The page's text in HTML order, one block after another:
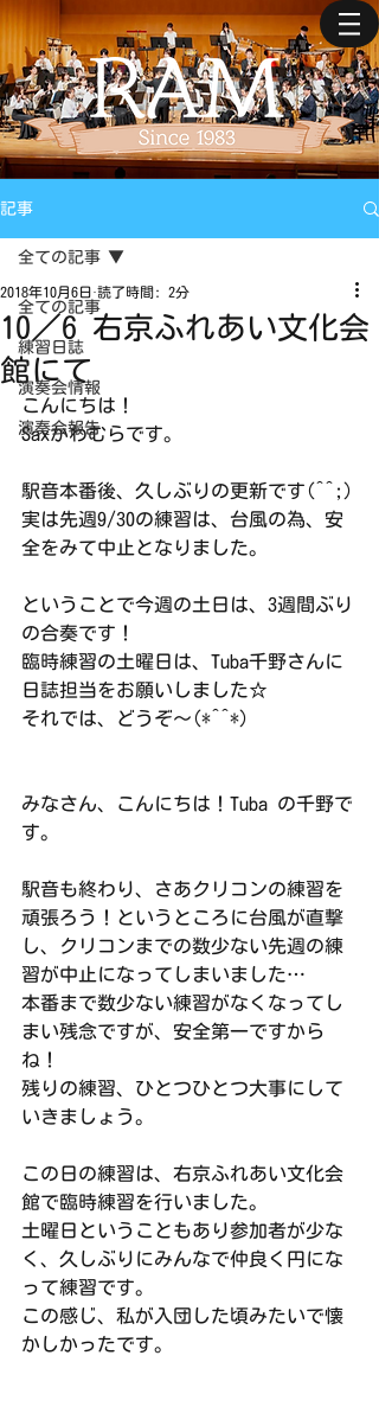
記事
全ての記事
練習日誌
演奏会情報
演奏会報告
全ての記事
10／6 右京ふれあい文化会
館にて
2018年10月6日 読了時間: 2分
こんにちは！
Saxかわむらです。
駅音本番後、久しぶりの更新です(^^;)
実は先週9/30の練習は、台風の為、安
全をみて中止となりました。
ということで今週の土日は、3週間ぶり
の合奏です！
臨時練習の土曜日は、Tuba千野さんに
日誌担当をお願いしました☆
それでは、どうぞ〜(*^^*)
みなさん、こんにちは！Tuba の千野で
す。
駅音も終わり、さあクリコンの練習を
頑張ろう！というところに台風が直撃
し、クリコンまでの数少ない先週の練
習が中止になってしまいました…
本番まで数少ない練習がなくなってし
まい残念ですが、安全第一ですから
ね！
残りの練習、ひとつひとつ大事にして
いきましょう。
この日の練習は、右京ふれあい文化会
館で臨時練習を行いました。
土曜日ということもあり参加者が少な
く、久しぶりにみんなで仲良く円にな
って練習です。
この感じ、私が入団した頃みたいで懐
かしかったです。